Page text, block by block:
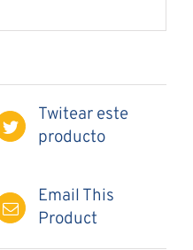
Twitear este
producto
Email This
Product